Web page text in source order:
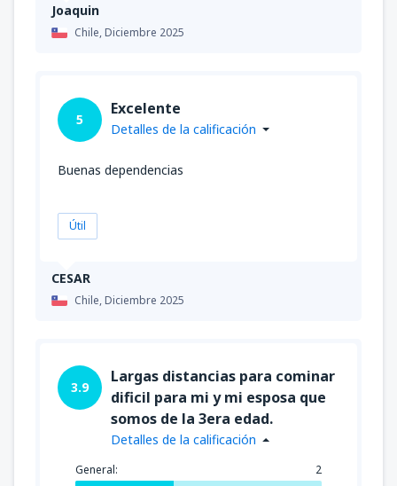
Joaquin
Chile,Diciembre 2025
CESAR
Chile,Diciembre 2025
5
Excelente
Detalles de la calificación
Buenas dependencias
Útil
3.9
Largas distancias para cominar
dificil para mi y mi esposa que
somos de la 3era edad.
Detalles de la calificación
General: 2